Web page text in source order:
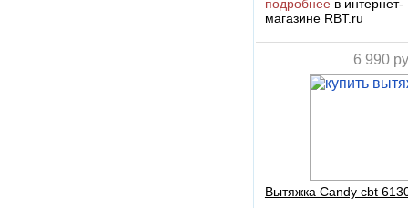
подробнеев интернет-
магазине RBT.ru
6 990
Вытяжка Candy cbt